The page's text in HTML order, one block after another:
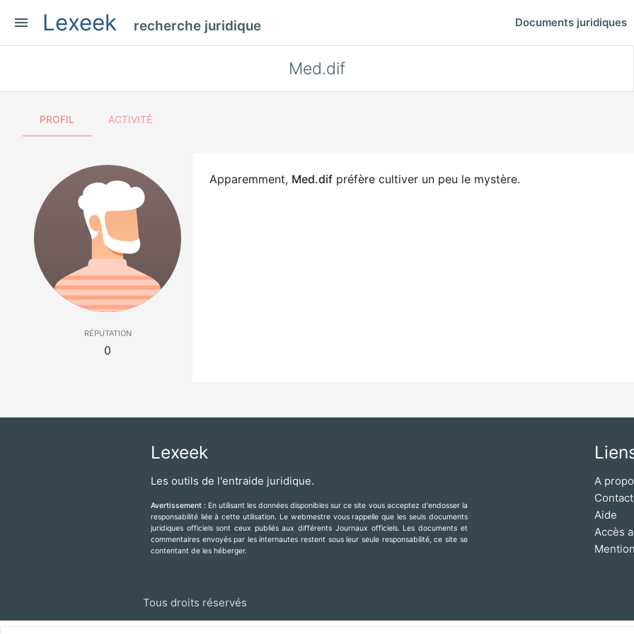
menu Lexeek recherche juridique Documents juridiques
Med.dif
PROFIL ACTIVITÉ
réputation
0
Apparemment, Med.dif préfère cultiver un peu le mystère.
Lexeek
Les outils de l'entraide juridique.
Avertissement : En utilisant les données disponibles sur ce site vous acceptez d'endosser la
responsabilité liée à cette utilisation. Le webmestre vous rappelle que les seuls documents
juridiques officiels sont ceux publiés aux différents Journaux officiels. Les documents et
commentaires envoyés par les internautes restent sous leur seule responsabilité, ce site se
contentant de les héberger.
A
Contact
Aide
Accès
Tous droits réservés